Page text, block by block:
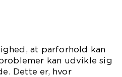
at parforhold kan
kan udvikle sig
Dette er, hvor